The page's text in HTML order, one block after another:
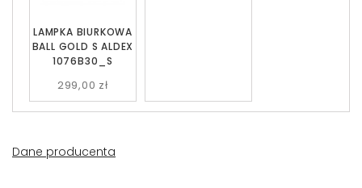
LAMPKA BIURKOWA
BALL GOLD S ALDEX
1076B30_S
299,00 zł
Dane producenta